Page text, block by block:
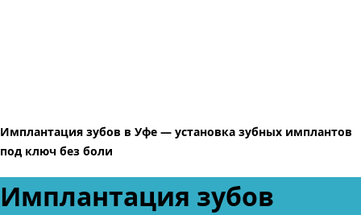
Имплантация зубов в Уфе — установка зубных имплантов
под ключ без боли
Имплантация зубов